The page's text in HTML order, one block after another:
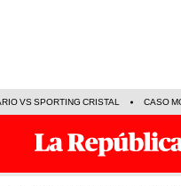
VS SPORTING CRISTAL CASO